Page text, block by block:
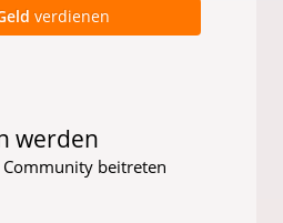
verdienen
werden
Community beitreten